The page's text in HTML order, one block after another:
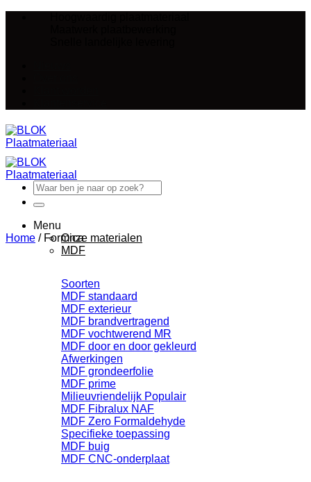
Menu
Onze materialen
MDF
Soorten
MDF standaard
MDF exterieur
MDF brandvertragend
MDF vochtwerend MR
MDF door en door gekleurd
Afwerkingen
MDF grondeerfolie
MDF prime
Milieuvriendelijk
MDF Fibralux NAF
MDF Zero Formaldehyde
Specifieke toepassing
MDF buig
MDF CNC-onderplaat
Zoeken
naar:
Home / Formica